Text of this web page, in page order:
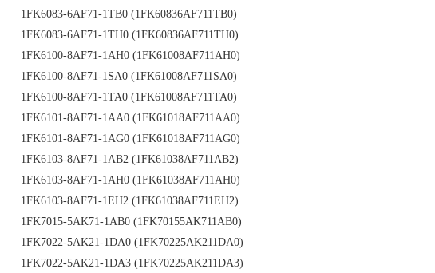
1FK6083-6AF71-1TB0 (1FK60836AF711TB0)
1FK6083-6AF71-1TH0 (1FK60836AF711TH0)
1FK6100-8AF71-1AH0 (1FK61008AF711AH0)
1FK6100-8AF71-1SA0 (1FK61008AF711SA0)
1FK6100-8AF71-1TA0 (1FK61008AF711TA0)
1FK6101-8AF71-1AA0 (1FK61018AF711AA0)
1FK6101-8AF71-1AG0 (1FK61018AF711AG0)
1FK6103-8AF71-1AB2 (1FK61038AF711AB2)
1FK6103-8AF71-1AH0 (1FK61038AF711AH0)
1FK6103-8AF71-1EH2 (1FK61038AF711EH2)
1FK7015-5AK71-1AB0 (1FK70155AK711AB0)
1FK7022-5AK21-1DA0 (1FK70225AK211DA0)
1FK7022-5AK21-1DA3 (1FK70225AK211DA3)